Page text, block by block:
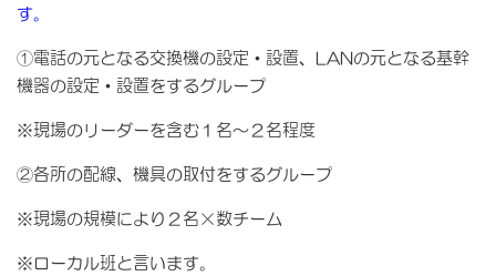
す。
①電話の元となる交換機の設定・設置、LANの元となる基幹
機器の設定・設置をするグループ
※現場のリーダーを含む１名～２名程度
②各所の配線、機具の取付をするグループ
※現場の規模により２名×数チーム
※ローカル班と言います。